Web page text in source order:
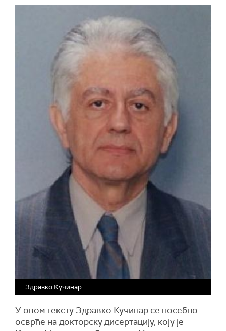
Здравко Кучинар
У овом тексту Здравко Кучинар се посебно
осврће на докторску дисертацију, коју је